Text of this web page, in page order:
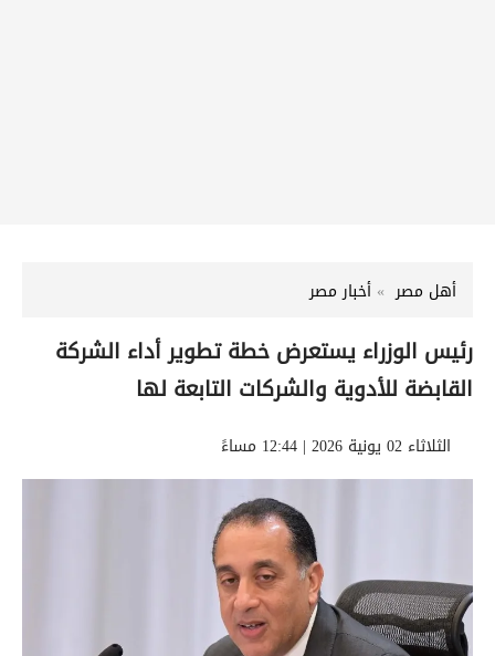
أهل مصر أخبار مصر
رئيس الوزراء يستعرض خطة تطوير أداء الشركة
القابضة للأدوية والشركات التابعة لها
الثلاثاء 02 يونية 2026 | 12:44 مساءً